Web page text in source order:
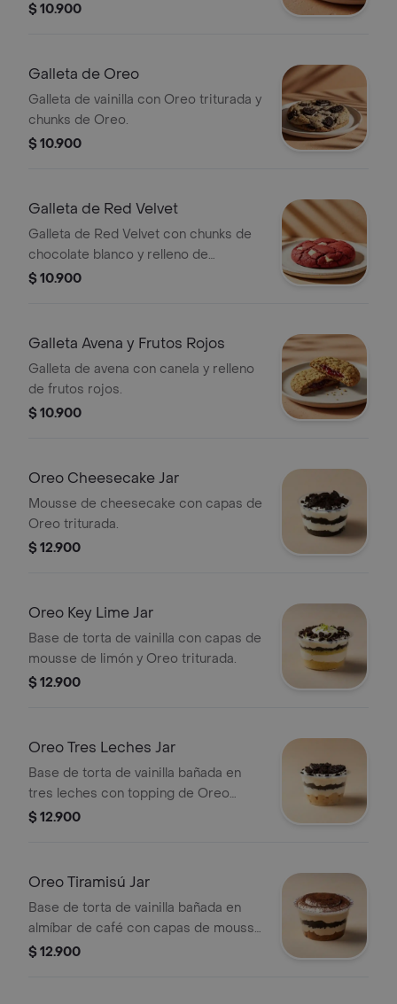
$ 10.900
Galleta de Oreo
Galleta de vainilla con Oreo triturada y
chunks de Oreo.
$ 10.900
Galleta de Red Velvet
Galleta de Red Velvet con chunks de
chocolate blanco y relleno de
Cheesecake.
$ 10.900
Galleta Avena y Frutos Rojos
Galleta de avena con canela y relleno
de frutos rojos.
$ 10.900
Oreo Cheesecake Jar
Mousse de cheesecake con capas de
Oreo triturada.
$ 12.900
Oreo Key Lime Jar
Base de torta de vainilla con capas de
mousse de limón y Oreo triturada.
$ 12.900
Oreo Tres Leches Jar
Base de torta de vainilla bañada en
tres leches con topping de Oreo
triturada.
$ 12.900
Oreo Tiramisú Jar
Base de torta de vainilla bañada en
almíbar de café con capas de mousse
de tiramisú y Oreo.
$ 12.900